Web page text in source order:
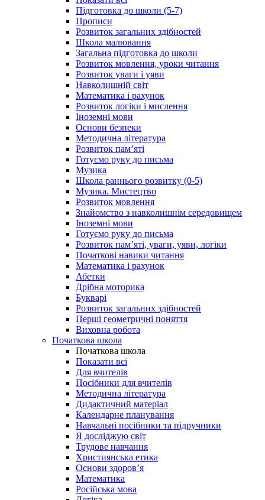
Підготовка до школи (5-7)
Прописи
Розвиток загальних здібностей
Школа малювання
Загальна підготовка до школи
Розвиток мовлення, уроки читання
Розвиток уваги і уяви
Навколишній світ
Математика і рахунок
Розвиток логіки і мислення
Іноземні мови
Основи безпеки
Методична література
Розвиток пам’яті
Готуємо руку до письма
Музика
Школа раннього розвитку (0-5)
Музика. Мистецтво
Розвиток мовлення
Знайомство з навколишнім середовищем
Іноземні мови
Готуємо руку до письма
Розвиток пам’яті, уваги, уяви, логіки
Початкові навики читання
Математика і рахунок
Абетки
Дрібна моторика
Букварі
Розвиток загальних здібностей
Перші геометричні поняття
Виховна робота
Початкова школа
Початкова школа
Показати всі
Для вчителів
Посібники для вчителів
Методична література
Дидактичний матеріал
Календарне планування
Навчальні посібники та підручники
Я досліджую світ
Трудове навчання
Християнська етика
Основи здоров’я
Математика
Російська мова